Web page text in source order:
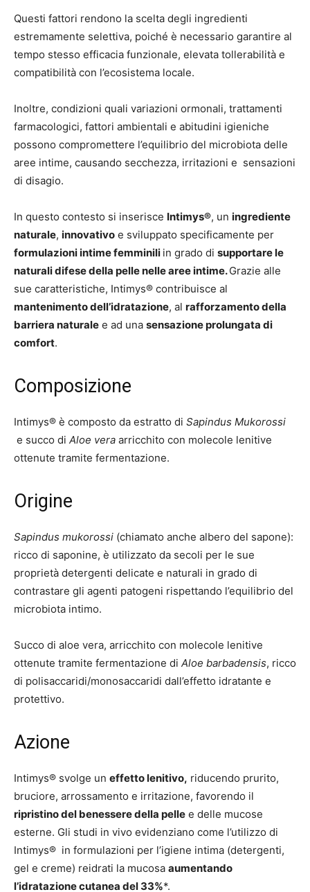
Questi fattori rendono la scelta degli ingredienti
estremamente selettiva, poiché è necessario garantire al
tempo stesso efficacia funzionale, elevata tollerabilità e
compatibilità con l’ecosistema locale.
Inoltre, condizioni quali variazioni ormonali, trattamenti
farmacologici, fattori ambientali e abitudini igieniche
possono compromettere l’equilibrio del microbiota delle
aree intime, causando secchezza, irritazioni e sensazioni
di disagio.
In questo contesto si inserisce Intimys®, un ingrediente
naturale, innovativo e sviluppato specificamente per
formulazioni intime femminili in grado di supportare le
naturali difese della pelle nelle aree intime.Grazie alle
sue caratteristiche, Intimys® contribuisce al
mantenimento dell’idratazione, al rafforzamento della
barriera naturale e ad una sensazione prolungata di
comfort.
Composizione
Intimys® è composto da estratto di Sapindus Mukorossi
e succo di Aloe vera arricchito con molecole lenitive
ottenute tramite fermentazione.
Origine
Sapindus mukorossi (chiamato anche albero del sapone):
ricco di saponine, è utilizzato da secoli per le sue
proprietà detergenti delicate e naturali in grado di
contrastare gli agenti patogeni rispettando l’equilibrio del
microbiota intimo.
Succo di aloe vera, arricchito con molecole lenitive
ottenute tramite fermentazione di Aloe barbadensis, ricco
di polisaccaridi/monosaccaridi dall’effetto idratante e
protettivo.
Azione
Intimys® svolge un effetto lenitivo, riducendo prurito,
bruciore, arrossamento e irritazione, favorendo il
ripristino del benessere della pelle e delle mucose
esterne. Gli studi in vivo evidenziano come l’utilizzo di
Intimys® in formulazioni per l’igiene intima (detergenti,
gel e creme) reidrati la mucosa aumentando
l’idratazione cutanea del 33%*.